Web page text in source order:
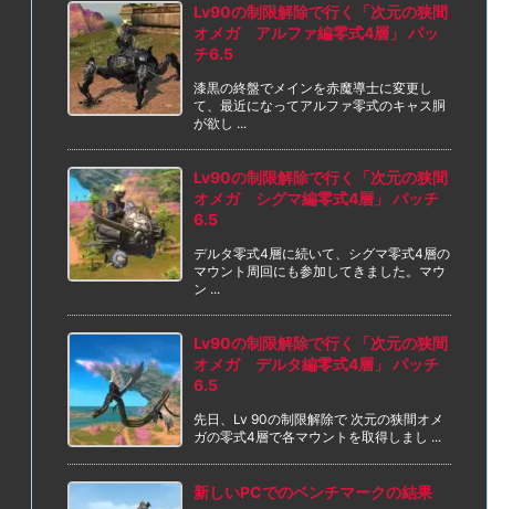
Lv90の制限解除で行く「次元の狭間
オメガ アルファ編零式4層」 パッ
チ6.5
漆黒の終盤でメインを赤魔導士に変更し
て、最近になってアルファ零式のキャス胴
が欲し ...
Lv90の制限解除で行く「次元の狭間
オメガ シグマ編零式4層」 パッチ
6.5
デルタ零式4層に続いて、シグマ零式4層の
マウント周回にも参加してきました。マウ
ン ...
Lv90の制限解除で行く「次元の狭間
オメガ デルタ編零式4層」 パッチ
6.5
先日、Lv 90の制限解除で 次元の狭間オメ
ガの零式4層で各マウントを取得しまし ...
新しいPCでのベンチマークの結果